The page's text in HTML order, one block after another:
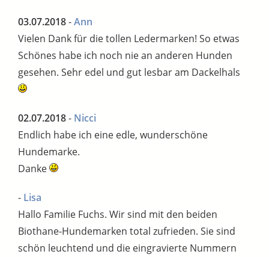
03.07.2018-Ann
Vielen Dank für die tollen Ledermarken! So etwas
Schönes habe ich noch nie an anderen Hunden
gesehen. Sehr edel und gut lesbar am Dackelhals
02.07.2018- Nicci
Endlich habe ich eine edle, wunderschöne
Hundemarke.
Danke
- Lisa
Hallo Familie Fuchs. Wir sind mit den beiden
Biothane-Hundemarken total zufrieden. Sie sind
schön leuchtend und die eingravierte Nummern